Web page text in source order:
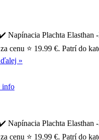
Napínacia Plachta Elasthan
cenu ⭐ 19.99 €. Patrí do
»
info
Napínacia Plachta Elasthan
cenu ⭐ 19.99 €. Patrí do